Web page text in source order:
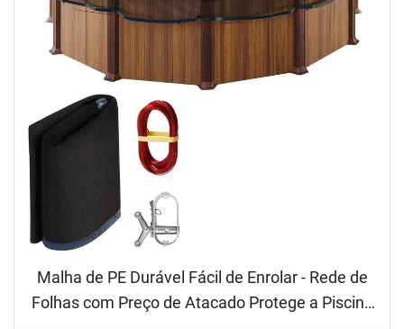
Malha de PE Durável Fácil de Enrolar - Rede de
Folhas com Preço de Atacado Protege a Piscina